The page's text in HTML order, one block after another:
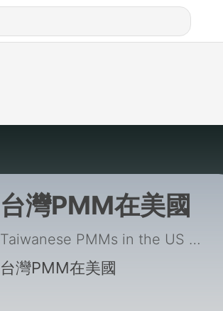
台灣PMM在美國
Taiwanese PMMs in the US |
台灣PMM在美國